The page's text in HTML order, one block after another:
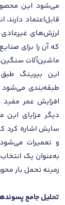
می‌شود این محصول
قابل‌اعتماد
لرزش‌های
که آن را برای
ماشین‌آلات
طبقه‌بندی
افزایش عمر
دیگر مزایای این
سایش اشاره کرد
به‌عنوان یک
زمینه تحمل بار
تحلیل جامع